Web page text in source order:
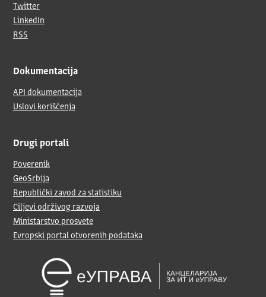
Twitter
LinkedIn
RSS
Dokumentacija
API dokumentacija
Uslovi korišćenja
Drugi portali
Poverenik
GeoSrbija
Republički zavod za statistiku
Ciljevi održivog razvoja
Ministarstvo prosvete
Evropski portal otvorenih podataka